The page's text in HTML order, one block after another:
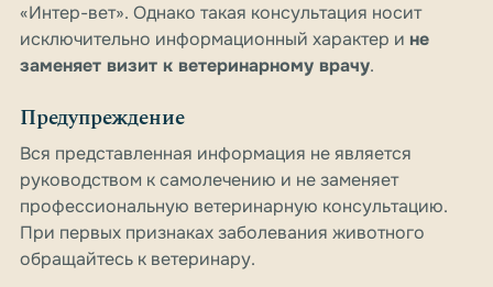
«Интер-вет». Однако такая консультация носит
исключительно информационный характер и не
заменяет визит к ветеринарному врачу.
Предупреждение
Вся представленная информация не является
руководством к самолечению и не заменяет
профессиональную ветеринарную консультацию.
При первых признаках заболевания животного
обращайтесь к ветеринару.